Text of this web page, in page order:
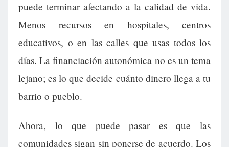
puede terminar afectando a la calidad de vida.
Menos recursos en hospitales, centros
educativos, o en las calles que usas todos los
días. La financiación autonómica no es un tema
lejano; es lo que decide cuánto dinero llega a tu
barrio o pueblo.
Ahora, lo que puede pasar es que las
comunidades sigan sin ponerse de acuerdo. Los